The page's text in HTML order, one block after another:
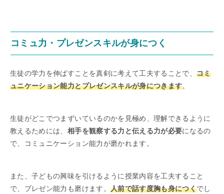
コミュ力・プレゼンスキルが身につく
生徒の学力を伸ばすことを真剣に考えて工夫することで、コミ
ュニケーション能力とプレゼンスキルが身につきます。
生徒がどこでつまずいているのかを見極め、理解できるように
教えるためには、 相手を観察する力と伝える力が必要になるの
で、コミュニケーション能力が磨かれます。
また、子どもの興味を引けるように授業内容を工夫すること
で、プレゼン能力も磨けます。 人前で話す度胸も身につくでし